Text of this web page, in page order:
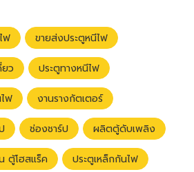
ฟ ขายส่งประตูหนีไฟ
ว ประตูทางหนีไฟ
ฟ งานรางกัตเตอร์
ช่องชาร์ป ผลิตตู้ดับเพลิง
ตู้โฮสแร็ค ประตูเหล็กกันไฟ